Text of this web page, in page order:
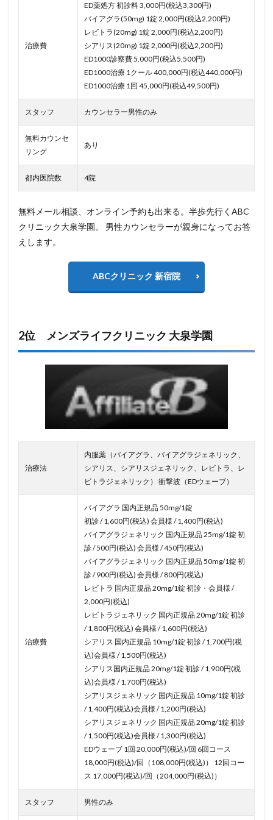
治療費
ED薬処方 初診料 3,000円(税込3,300円)
バイアグラ(50mg) 1錠 2,000円(税込2,200円)
レビトラ(20mg) 1錠 2,000円(税込2,200円)
シアリス(20mg) 1錠 2,000円(税込2,200円)
ED1000診察費 5,000円(税込5,500円)
ED1000治療 1クール 400,000円(税込440,000円)
ED1000治療 1回 45,000円(税込49,500円)
スタッフ カウンセラー男性のみ
無料カウンセ
リング
あり
都内医院数 4院
無料メール相談、オンライン予約も出来る。半歩先行くABC
クリニック大泉学園。 男性カウンセラーが親身になってお答
えします。
ABCクリニック 新宿院
2位 メンズライフクリニック 大泉学園
治療法
内服薬（バイアグラ、バイアグラジェネリック、
シアリス、シアリスジェネリック、レビトラ、レ
ビトラジェネリック） 衝撃波（EDウェーブ）
治療費
バイアグラ 国内正規品 50mg/1錠
初診 / 1,600円(税込) 会員様 / 1,400円(税込)
バイアグラジェネリック 国内正規品 25mg/1錠 初
診 / 500円(税込) 会員様 / 450円(税込)
バイアグラジェネリック 国内正規品 50mg/1錠 初
診 / 900円(税込) 会員様 / 800円(税込)
レビトラ 国内正規品 20mg/1錠 初診・会員様 /
2,000円(税込)
レビトラジェネリック 国内正規品 20mg/1錠 初診
/ 1,800円(税込) 会員様 / 1,600円(税込)
シアリス 国内正規品 10mg/1錠 初診 / 1,700円(税
込)会員様 / 1,500円(税込)
シアリス国内正規品 20mg/1錠 初診 / 1,900円(税
込)会員様 / 1,700円(税込)
シアリスジェネリック 国内正規品 10mg/1錠 初診
/ 1,400円(税込)会員様 / 1,200円(税込)
シアリスジェネリック 国内正規品 20mg/1錠 初診
/ 1,500円(税込)会員様 / 1,300円(税込)
EDウェーブ 1回 20,000円(税込)/回 6回コース
18,000円(税込)/回（108,000円(税込)） 12回コー
ス 17,000円(税込)/回（204,000円(税込)）
スタッフ 男性のみ